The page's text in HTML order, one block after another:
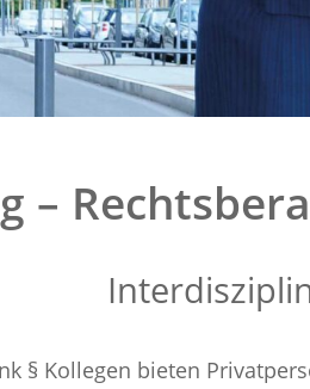
–
§ Kollegen bieten